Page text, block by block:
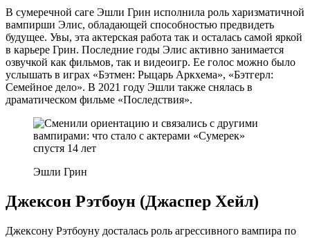
В сумеречной саге Эшли Грин исполнила роль харизматичной
вампирши Элис, обладающей способностью предвидеть
будущее. Увы, эта актерская работа так и осталась самой яркой
в карьере Грин. Последние годы Элис активно занимается
озвучкой как фильмов, так и видеоигр. Ее голос можно было
услышать в играх «Бэтмен: Рыцарь Аркхема», «Бэтгерл:
Семейное дело». В 2021 году Эшли также снялась в
драматическом фильме «Последствия».
Эшли Грин
Джексон Рэтбоун (Джаспер Хейл)
Джексону Рэтбоуну досталась роль агрессивного вампира по